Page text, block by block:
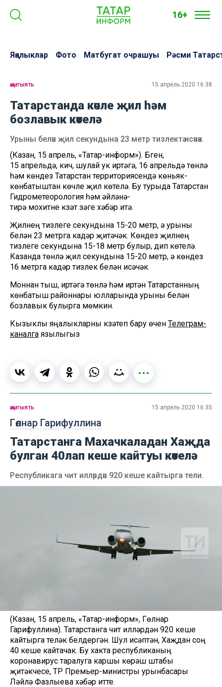
16+
Яңалыклар Фото Матбугат очрашуы Рәсми
җәмгыять 15 апрель 2020 16:38
Татарстанда көчле җил һәм
бозлавык көтелә
Урыны белән җил секундына 23 метр тизлектә исәчәк.
(Казан, 15 апрель, «Татар-информ»). Бүген,
15 апрельдә, кич, шулай ук иртәгә, 16 апрельдә төнлә
һәм көндез Татарстан территориясендә көньяк-
көнбатыштан көчле җил көтелә. Бу турыда Татарстан
Гидрометеорология һәм әйләнә-
тирә мохитне күзәтү үзәге хәбәр итә.
Җилнең тизлеге секундына 15-20 метр, ә урыны
белән 23 метрга кадәр җитәчәк. Көндез җилнең
тизлеге секундына 15-18 метр булыр, дип көтелә.
Казанда төнлә җил секундына 15-20 метр, ә көндез
16 метрга кадәр тизлек белән исәчәк.
Моннан тыш, иртәгә төнлә һәм иртән Татарстанның
көнбатыш районнары юлларында урыны белән
бозлавык булырга мөмкин.
Кызыклы яңалыкларны күзәтеп бару өчен Телеграм-
каналга язылыгыз
Гөлнар Гарифуллина
җәмгыять 15 апрель 2020 16:35
Татарстанга Махачкаладан Хаҗда
булган 40лап кеше кайтуы көтелә
Республикага чит илләрдән 920 кеше кайтырга тели.
(Казан, 15 апрель, «Татар-информ», Гөлнар
Гарифуллина). Татарстанга чит илләрдән 920 кеше
кайтырга теләк белдергән. Шул исәптән, Хаҗдан соң
40 кеше кайтачак. Бу хакта республиканың
коронавирус таралуга каршы көрәш штабы
җитәкчесе, ТР Премьер-министры урынбасары
Ләйлә Фазлыева хәбәр итте.